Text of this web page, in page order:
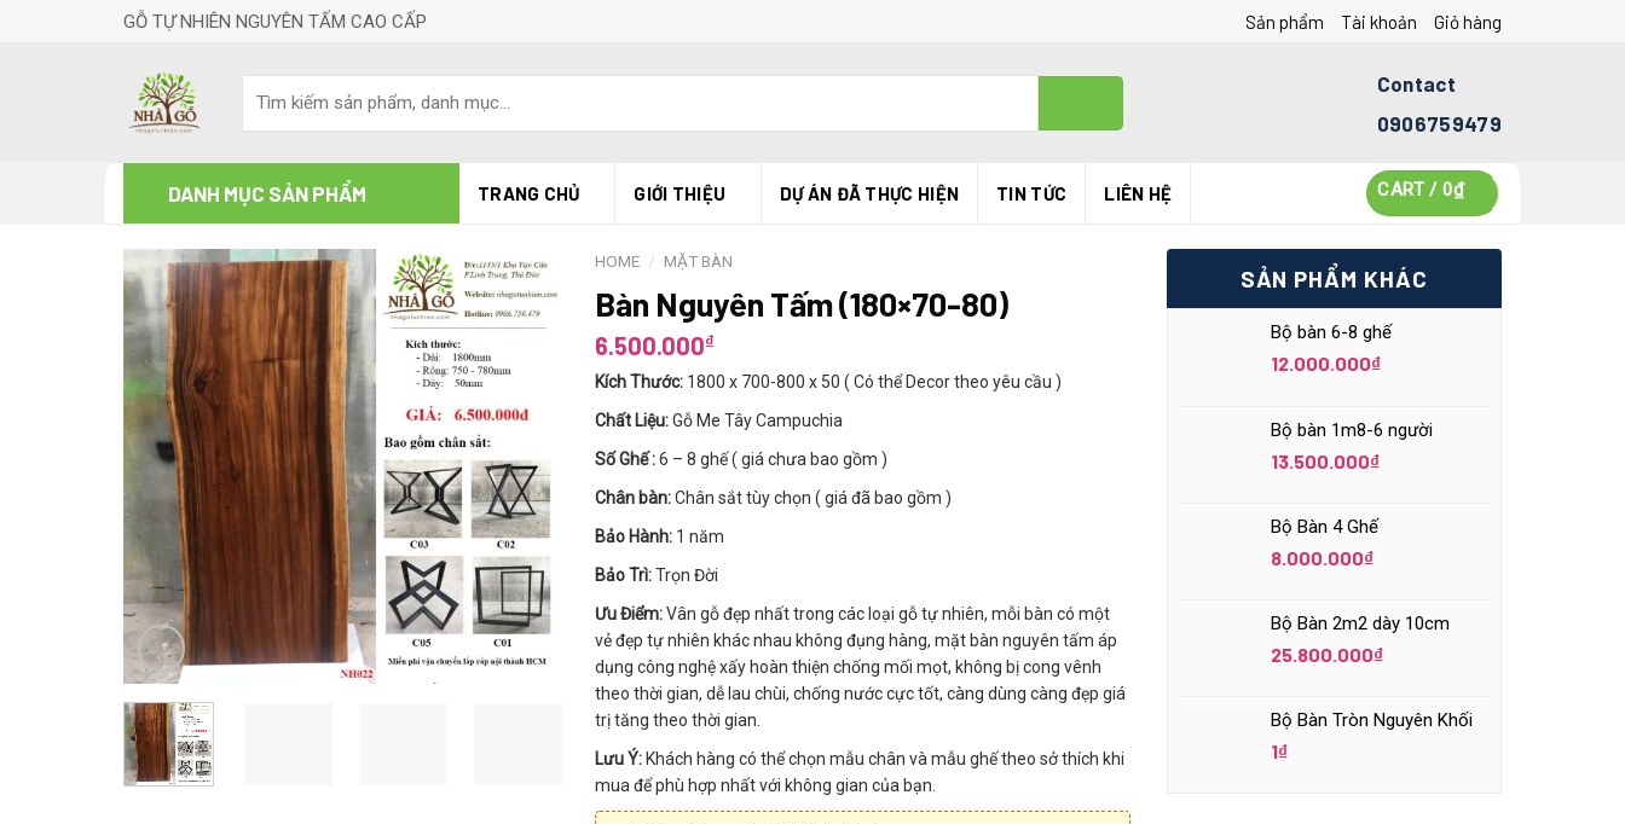
GỖ TỰ NHIÊN NGUYÊN TẤM CAO CẤP Sản phẩm Tài khoản Giỏ hàng
Contact
0906759479
DANH MỤC SẢN PHẨM TRANG CHỦ GIỚI THIỆU DỰ ÁN ĐÃ THỰC HIỆN TIN TỨC LIÊN HỆ CART /0₫
HOME / MẶT BÀN
Bàn Nguyên Tấm (180×70-80)
6.500.000₫
Kích Thước:1800 x 700-800 x 50 ( Có thể Decor theo yêu cầu )
Chất Liệu:Gỗ Me Tây Campuchia
Số Ghế :6 – 8 ghế ( giá chưa bao gồm )
Chân bàn:Chân sắt tùy chọn ( giá đã bao gồm )
Bảo Hành:1 năm
Bảo Trì:Trọn Đời
Ưu Điểm:Vân gỗ đẹp nhất trong các loại gỗ tự nhiên, mỗi bàn có một
vẻ đẹp tự nhiên khác nhau không đụng hàng, mặt bàn nguyên tấm áp
dụng công nghệ xấy hoàn thiện chống mối mọt, không bị cong vênh
theo thời gian, dễ lau chùi, chống nước cực tốt, càng dùng càng đẹp giá
trị tăng theo thời gian.
Lưu Ý:Khách hàng có thể chọn mẫu chân và mẫu ghế theo sở thích khi
mua để phù hợp nhất với không gian của bạn.
SẢN PHẨM KHÁC
Bộ bàn 6-8 ghế
12.000.000₫
Bộ bàn 1m8-6 người
13.500.000₫
Bộ Bàn 4 Ghế
8.000.000₫
Bộ Bàn 2m2 dày 10cm
25.800.000₫
Bộ Bàn Tròn Nguyên Khối
1₫